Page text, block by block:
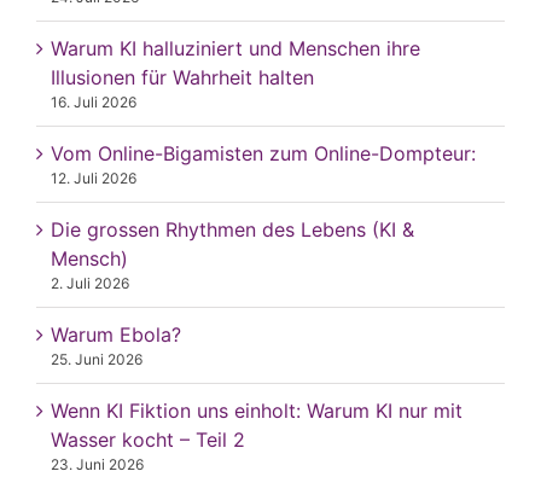
Warum KI halluziniert und Menschen ihre
Illusionen für Wahrheit halten
16. Juli 2026
Vom Online-Bigamisten zum Online-Dompteur:
12. Juli 2026
Die grossen Rhythmen des Lebens (KI &
Mensch)
2. Juli 2026
Warum Ebola?
25. Juni 2026
Wenn KI Fiktion uns einholt: Warum KI nur mit
Wasser kocht – Teil 2
23. Juni 2026